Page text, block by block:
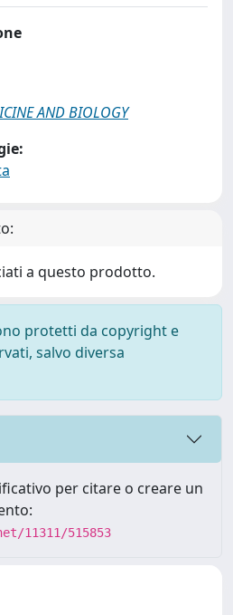
AND BIOLOGY
a questo prodotto.
protetti da copyright e
salvo diversa
per citare o creare un
11311/515853